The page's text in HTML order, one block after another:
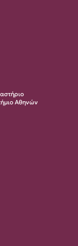
Αθηνών